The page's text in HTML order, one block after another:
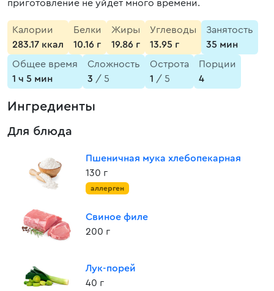
приготовление не уйдет много времени.
Калории
283.17 ккал
Белки
10.16 г
Жиры
19.86 г
Углеводы
13.95 г
Занятость
35 мин
Общее время
1 ч 5 мин
Сложность
3 / 5
Острота
1 / 5
Порции
4
Ингредиенты
Для блюда
Пшеничная мука хлебопекарная
130 г
аллерген
Свиное филе
200 г
Лук-порей
40 г